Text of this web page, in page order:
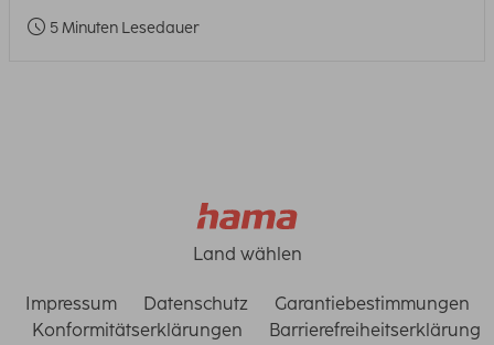
5 Minuten Lesedauer
Land wählen
Impressum Datenschutz
Garantiebestimmungen
Konformitätserklärungen
Barrierefreiheitserklärung